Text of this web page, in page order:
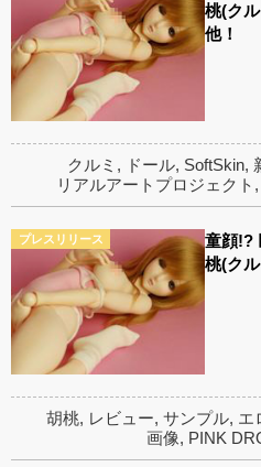
桃(ク
他！
クルミ , ドール, SoftSkin,
リアルアートプロジェクト ,
プレスリリース
童顔!?
桃(ク
胡桃, レビュー, サンプル, エ
画像, PINK